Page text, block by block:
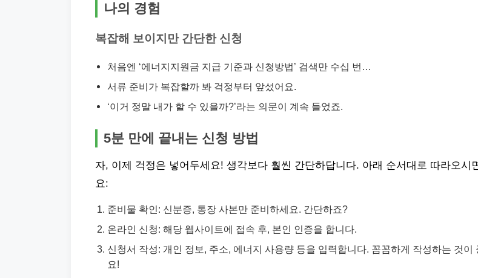
나의 경험
복잡해 보이지만 간단한 신청
처음엔 ‘에너지지원금 지급 기준과 신청방법’ 검색만 수십 번…
서류 준비가 복잡할까 봐 걱정부터 앞섰어요.
‘이거 정말 내가 할 수 있을까?’라는 의문이 계속 들었죠.
5분 만에 끝내는 신청 방법
자, 이제 걱정은 넣어두세요! 생각보다 훨씬 간단하답니다. 아래 순서대로 따라오시
요:
준비물 확인: 신분증, 통장 사본만 준비하세요. 간단하죠?
온라인 신청: 해당 웹사이트에 접속 후, 본인 인증을 합니다.
신청서 작성: 개인 정보, 주소, 에너지 사용량 등을 입력합니다. 꼼꼼하게 작성하는 것이
요!